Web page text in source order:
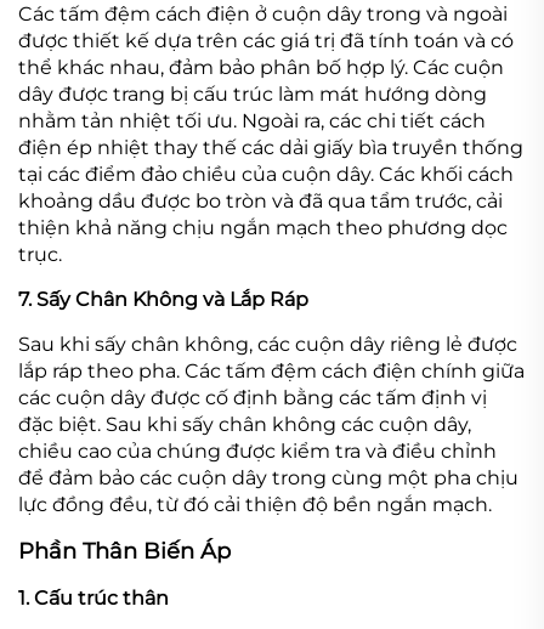
Các tấm đệm cách điện ở cuộn dây trong và ngoài
được thiết kế dựa trên các giá trị đã tính toán và có
thể khác nhau, đảm bảo phân bố hợp lý. Các cuộn
dây được trang bị cấu trúc làm mát hướng dòng
nhằm tản nhiệt tối ưu. Ngoài ra, các chi tiết cách
điện ép nhiệt thay thế các dải giấy bìa truyền thống
tại các điểm đảo chiều của cuộn dây. Các khối cách
khoảng dầu được bo tròn và đã qua tẩm trước, cải
thiện khả năng chịu ngắn mạch theo phương dọc
trục.
7. Sấy Chân Không và Lắp Ráp
Sau khi sấy chân không, các cuộn dây riêng lẻ được
lắp ráp theo pha. Các tấm đệm cách điện chính giữa
các cuộn dây được cố định bằng các tấm định vị
đặc biệt. Sau khi sấy chân không các cuộn dây,
chiều cao của chúng được kiểm tra và điều chỉnh
để đảm bảo các cuộn dây trong cùng một pha chịu
lực đồng đều, từ đó cải thiện độ bền ngắn mạch.
Phần Thân Biến Áp
1. Cấu trúc thân